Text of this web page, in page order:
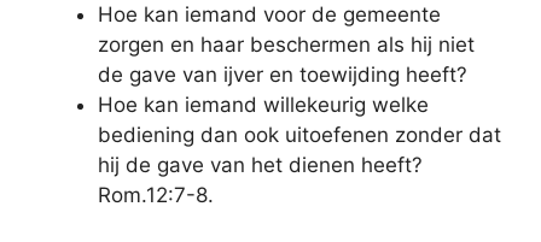
Hoe kan iemand voor de gemeente
zorgen en haar beschermen als hij niet
de gave van ijver en toewijding heeft?
Hoe kan iemand willekeurig welke
bediening dan ook uitoefenen zonder dat
hij de gave van het dienen heeft?
Rom.12:7-8.